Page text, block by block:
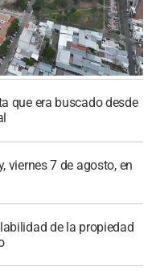
que era buscado desde
viernes 7 de agosto, en
de la propiedad